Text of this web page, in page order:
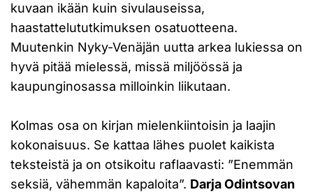
kuvaan ikään kuin sivulauseissa,
haastattelututkimuksen osatuotteena.
Muutenkin Nyky-Venäjän uutta arkea lukiessa on
hyvä pitää mielessä, missä miljöössä ja
kaupunginosassa milloinkin liikutaan.
Kolmas osa on kirjan mielenkiintoisin ja laajin
kokonaisuus. Se kattaa lähes puolet kaikista
teksteistä ja on otsikoitu raflaavasti: ”Enemmän
seksiä, vähemmän kapaloita”. Darja Odintsovan